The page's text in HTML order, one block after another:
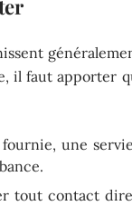
il faut apporter
une
tout contact